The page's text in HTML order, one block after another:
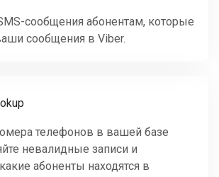
сообщения абонентам, которые
сообщения в Viber.
телефонов в вашей базе
невалидные записи и
абоненты находятся в